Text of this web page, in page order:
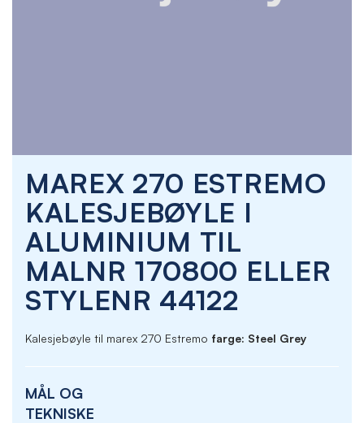
MAREX 270 ESTREMO
KALESJEBØYLE I
ALUMINIUM TIL
MALNR 170800 ELLER
STYLENR 44122
Kalesjebøyle til marex 270 Estremo farge: Steel Grey
MÅL OG
TEKNISKE
the
beginning
the
images
gallery